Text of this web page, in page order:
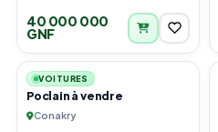
40 000 000
GNF
5
VOITURES
Poclain à vendre
Conakry